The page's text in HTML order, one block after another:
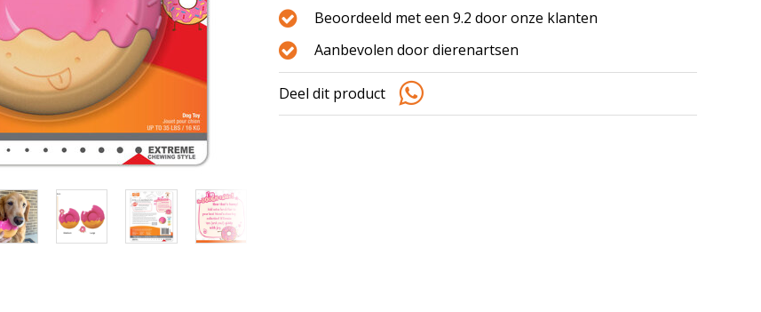
Beoordeeld met een 9.2 door onze klanten
Aanbevolen door dierenartsen
Deel dit product